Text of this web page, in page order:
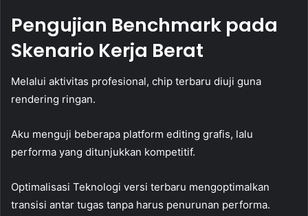
Pengujian Benchmark pada
Skenario Kerja Berat
Melalui aktivitas profesional, chip terbaru diuji guna
rendering ringan.
Aku menguji beberapa platform editing grafis, lalu
performa yang ditunjukkan kompetitif.
Optimalisasi Teknologi versi terbaru mengoptimalkan
transisi antar tugas tanpa harus penurunan performa.